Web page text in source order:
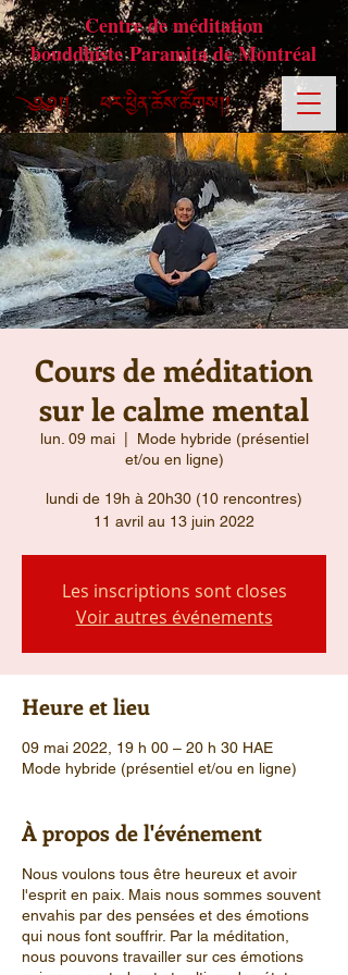
Centre de méditation
bouddhiste Paramita de Montréal
Cours de méditation
sur le calme mental
lun. 09 mai
  |
Mode hybride (présentiel
et/ou en ligne)
lundi de 19h à 20h30 (10 rencontres)
11 avril au 13 juin 2022
Les inscriptions sont closes
Voir autres événements
Heure et lieu
09 mai 2022, 19 h 00 – 20 h 30 HAE
Mode hybride (présentiel et/ou en ligne)
À propos de l'événement
Nous voulons tous être heureux et avoir
l'esprit en paix. Mais nous sommes souvent
envahis par des pensées et des émotions
qui nous font souffrir. Par la méditation,
nous pouvons travailler sur ces émotions